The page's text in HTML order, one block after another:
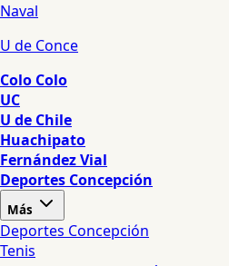
Naval
U de Conce
Colo Colo
UC
U de Chile
Huachipato
Fernández Vial
Deportes Concepción
Más
Deportes Concepción
Tenis